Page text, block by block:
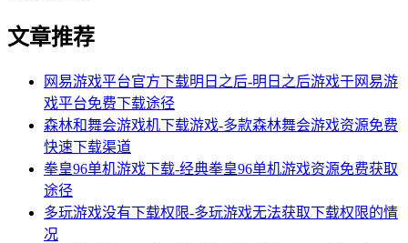
文章推荐
网易游戏平台官方下载明日之后-明日之后游戏于网易游
戏平台免费下载途径
森林和舞会游戏机下载游戏-多款森林舞会游戏资源免费
快速下载渠道
拳皇96单机游戏下载-经典拳皇96单机游戏资源免费获取
途径
多玩游戏没有下载权限-多玩游戏无法获取下载权限的情
况